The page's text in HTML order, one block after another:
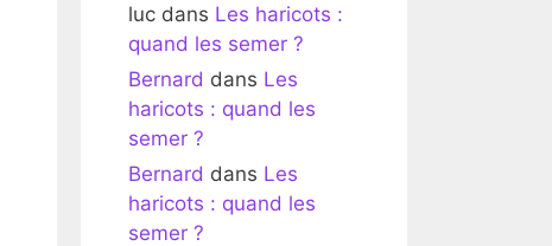
luc dans Les haricots :
quand les semer ?
Bernard dans Les
haricots : quand les
semer ?
Bernard dans Les
haricots : quand les
semer ?